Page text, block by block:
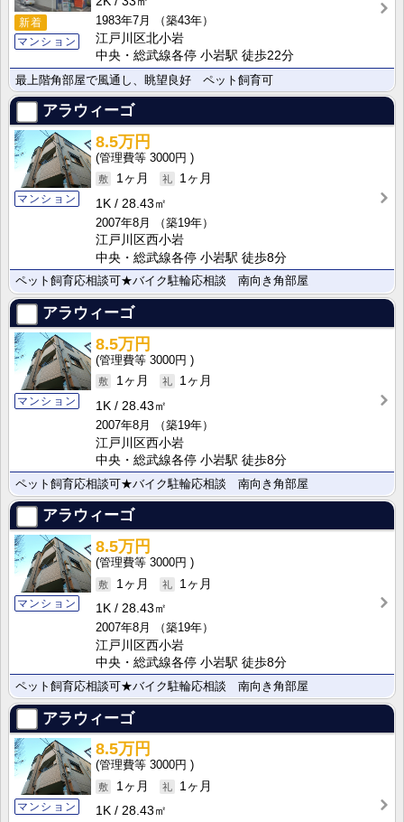
新着
マンション
1983年7月
（築43年）
江戸川区北小岩
中央・総武線各停 小岩駅 徒歩22分
最上階角部屋で風通し、眺望良好 ペット飼育可
アラウィーゴ
マンション
8.5万円
3000円
1ヶ月
1ヶ月
1K
28.43㎡
2007年8月
（築19年）
江戸川区西小岩
中央・総武線各停 小岩駅 徒歩8分
ペット飼育応相談可★バイク駐輪応相談 南向き角部屋
アラウィーゴ
マンション
8.5万円
3000円
1ヶ月
1ヶ月
1K
28.43㎡
2007年8月
（築19年）
江戸川区西小岩
中央・総武線各停 小岩駅 徒歩8分
ペット飼育応相談可★バイク駐輪応相談 南向き角部屋
アラウィーゴ
マンション
8.5万円
3000円
1ヶ月
1ヶ月
1K
28.43㎡
2007年8月
（築19年）
江戸川区西小岩
中央・総武線各停 小岩駅 徒歩8分
ペット飼育応相談可★バイク駐輪応相談 南向き角部屋
アラウィーゴ
マンション
8.5万円
3000円
1ヶ月
1ヶ月
1K
28.43㎡